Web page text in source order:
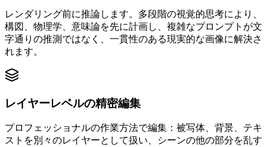
レンダリング前に推論します。多段階の視覚的思考により、
構図、物理学、意味論を先に計画し、複雑なプロンプトが文
字通りの推測ではなく、一貫性のある現実的な画像に解決さ
れます。
レイヤーレベルの精密編集
プロフェッショナルの作業方法で編集：被写体、背景、テキ
ストを別々のレイヤーとして扱い、シーンの他の部分を乱す